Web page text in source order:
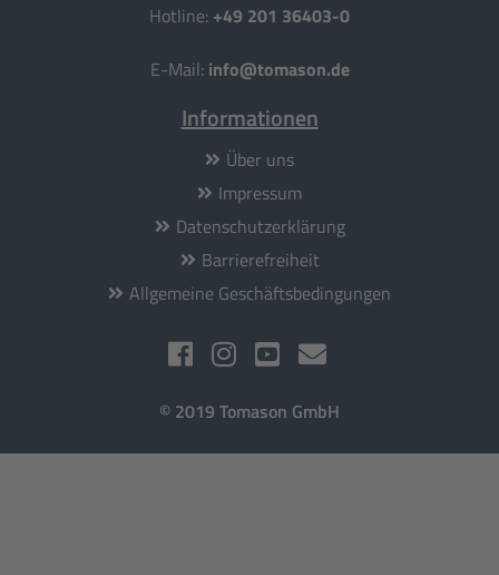
Hotline: +49 201 36403-0
E-Mail: info@tomason.de
Informationen
Über uns
Impressum
Datenschutzerklärung
Barrierefreiheit
Allgemeine Geschäftsbedingungen
© 2019 Tomason GmbH